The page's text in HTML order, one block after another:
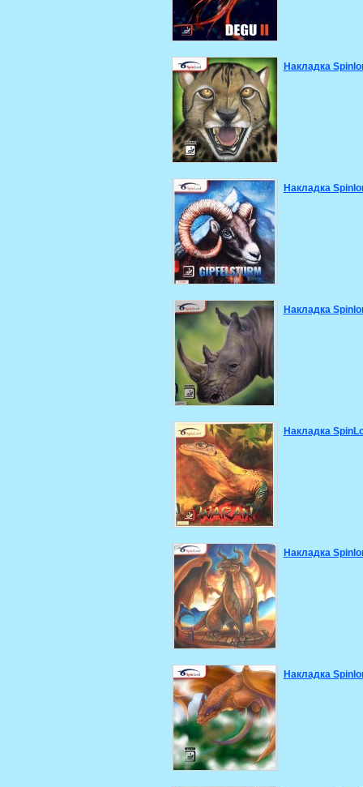
Накладка
Накладка
Накладка
Накладка
Накладка
Накладка